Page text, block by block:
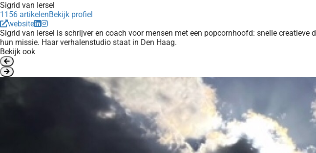
Sigrid van Iersel
1156 artikelenBekijk profiel
website
Sigrid van Iersel is schrijver en coach voor mensen met een popcornhoofd: snelle
hun missie. Haar verhalenstudio staat in Den Haag.
Bekijk ook